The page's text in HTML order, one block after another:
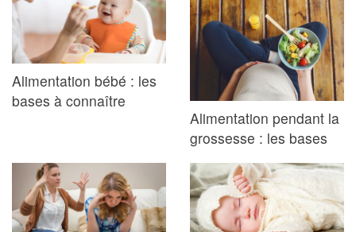
Alimentation bébé : les
bases à connaître
Alimentation pendant la
grossesse : les bases